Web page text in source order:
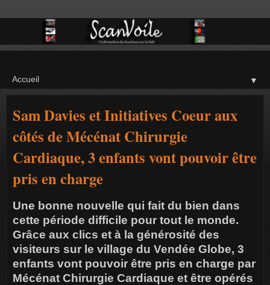
▼
Sam Davies et Initiatives Coeur aux
côtés de Mécénat Chirurgie
Cardiaque, 3 enfants vont pouvoir être
pris en charge
Une bonne nouvelle qui fait du bien dans
cette période difficile pour tout le monde.
Grâce aux clics et à la générosité des
visiteurs sur le village du Vendée Globe, 3
enfants vont pouvoir être pris en charge par
Mécénat Chirurgie Cardiaque et être opérés